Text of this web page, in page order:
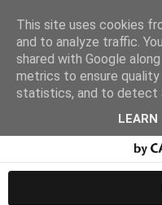
This site uses cookies
and to analyze traffic.
shared with Google
metrics to ensure
statistics, and to detect
LEARN